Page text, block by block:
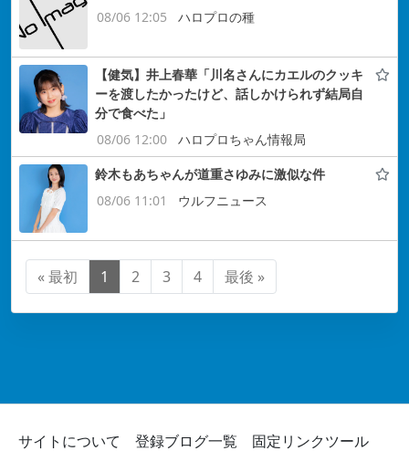
08/06 12:05
ハロプロの種
【健気】井上春華「川名さんにカエルのクッキ
ーを渡したかったけど、話しかけられず結局自
分で食べた」
08/06 12:00
ハロプロちゃん情報局
鈴木もあちゃんが道重さゆみに激似な件
08/06 11:01
ウルフニュース
« 最初 1 2 3 4 最後 »
サイトについて 登録ブログ一覧 固定リンクツール